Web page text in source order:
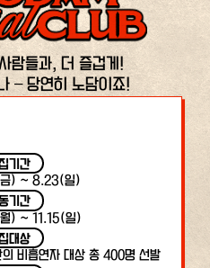
람들과, 더 즐겁게!
– 당연히 노담이죠!
기간
) ~ 8.23(일)
기간
) ~ 11.15(일)
대상
비흡연자 대상 총 400명 선발